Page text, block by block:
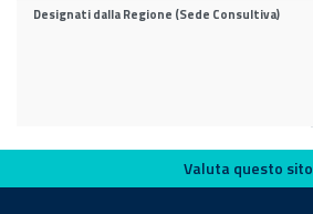
Designati dalla Regione (Sede Consultiva)
Valuta questo sito
Valuta questo sito